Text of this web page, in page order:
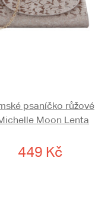
psaníčko růžové
Moon Lenta
449 Kč